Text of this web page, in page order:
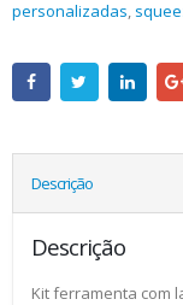
personalizadas,
Descrição
Descrição
Kit ferramenta com